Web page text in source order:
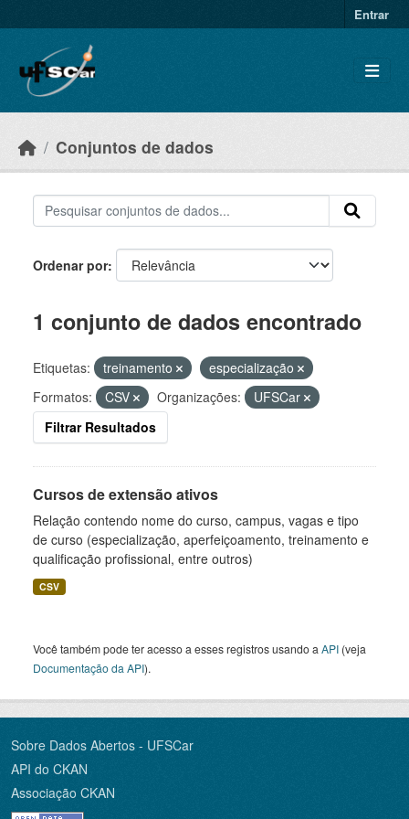
Entrar
Conjuntos de dados
Ordenar por
1 conjunto de dados encontrado
Etiquetas: treinamento
especialização
Formatos:
CSV Organizações:
UFSCar
Filtrar Resultados
Cursos de extensão ativos
Relação contendo nome do curso, campus, vagas e tipo
de curso (especialização, aperfeiçoamento, treinamento e
qualificação profissional, entre outros)
CSV
Você também pode ter acesso a esses registros usando a API (veja
Documentação da API).
Sobre Dados Abertos - UFSCar
API do CKAN
Associação CKAN